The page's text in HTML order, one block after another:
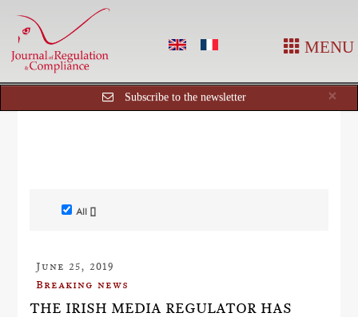
MENU
×
Subscribe to the newsletter
All []
June 25, 2019
Breaking news
THE IRISH MEDIA REGULATOR HAS